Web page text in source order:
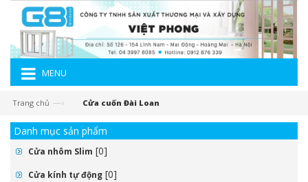
MENU
Trang chủ —› Cửa cuốn Đài Loan
Danh mục sản phẩm
Cửa nhôm Slim [0]
Cửa kính tự động [0]